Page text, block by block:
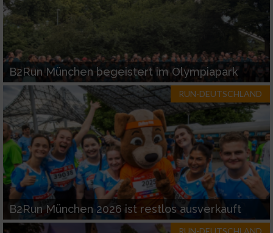
B2Run München begeistert im Olympiapark
RUN-DEUTSCHLAND
B2Run München 2026 ist restlos ausverkauft